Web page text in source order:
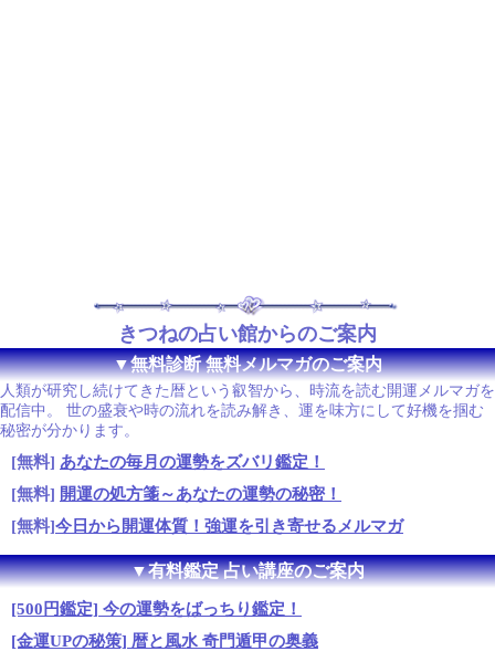
きつねの占い館からのご案内
▼無料診断 無料メルマガのご案内
人類が研究し続けてきた暦という叡智から、時流を読む開運メルマガを
配信中。 世の盛衰や時の流れを読み解き、運を味方にして好機を掴む
秘密が分かります。
[無料] あなたの毎月の運勢をズバリ鑑定！
[無料] 開運の処方箋～あなたの運勢の秘密！
[無料]今日から開運体質！強運を引き寄せるメルマガ
▼有料鑑定 占い講座のご案内
[500円鑑定] 今の運勢をばっちり鑑定！
[金運UPの秘策] 暦と風水 奇門遁甲の奥義